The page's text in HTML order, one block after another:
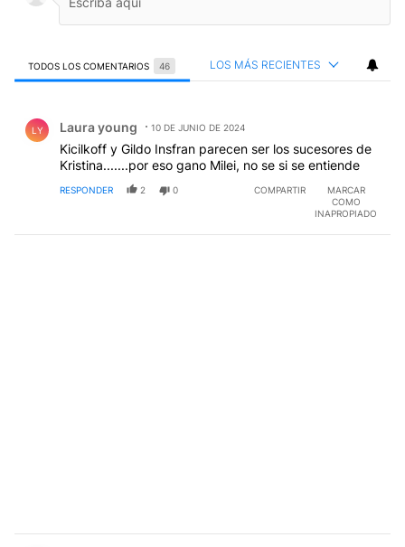
TODOS LOS COMENTARIOS 46 LOS MÁS RECIENTES
LY Laura young 10 DE JUNIO DE 2024
Kicilkoff y Gildo Insfran parecen ser los sucesores de
Kristina.......por eso gano Milei, no se si se entiende
RESPONDER 2 0 COMPARTIR
MARCAR
COMO
INAPROPIADO